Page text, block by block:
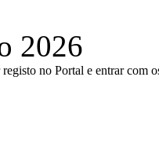
2026
no Portal e entrar com